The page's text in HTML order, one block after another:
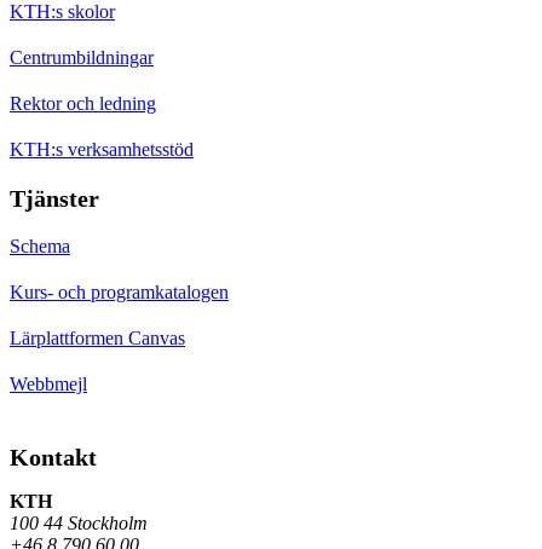
KTH:s skolor
Centrumbildningar
Rektor och ledning
KTH:s verksamhetsstöd
Tjänster
Schema
Kurs- och programkatalogen
Lärplattformen Canvas
Webbmejl
Kontakt
KTH
100 44 Stockholm